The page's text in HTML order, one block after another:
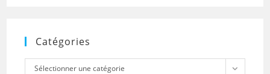
Catégories
Catégories
Sélectionner une catégorie